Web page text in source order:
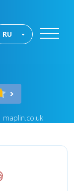
RU
maplin.co.uk